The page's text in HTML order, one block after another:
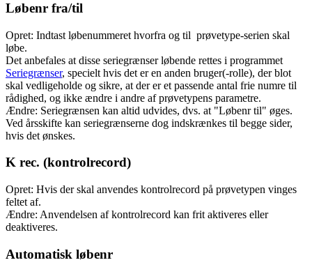
Løbenr fra/til
Opret: Indtast løbenummeret hvorfra og til prøvetype-serien skal
løbe.
Det anbefales at disse seriegrænser løbende rettes i programmet
Seriegrænser, specielt hvis det er en anden bruger(-rolle), der blot
skal vedligeholde og sikre, at der er et passende antal frie numre til
rådighed, og ikke ændre i andre af prøvetypens parametre.
Ændre: Seriegrænsen kan altid udvides, dvs. at "Løbenr til" øges.
Ved årsskifte kan seriegrænserne dog indskrænkes til begge sider,
hvis det ønskes.
K rec. (kontrolrecord)
Opret: Hvis der skal anvendes kontrolrecord på prøvetypen vinges
feltet af.
Ændre: Anvendelsen af kontrolrecord kan frit aktiveres eller
deaktiveres.
Automatisk løbenr